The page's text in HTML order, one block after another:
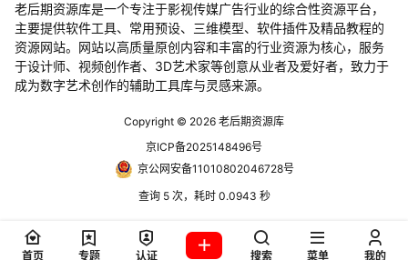
老后期资源库是一个专注于影视传媒广告行业的综合性资源平台，
主要提供软件工具、常用预设、三维模型、软件插件及精品教程的
资源网站。网站以高质量原创内容和丰富的行业资源为核心，服务
于设计师、视频创作者、3D艺术家等创意从业者及爱好者，致力于
成为数字艺术创作的辅助工具库与灵感来源。
Copyright © 2026 老后期资源库
京ICP备2025148496号
京公网安备11010802046728号
查询 5 次，耗时 0.0943 秒
首页 专题 认证 搜索 菜单 我的